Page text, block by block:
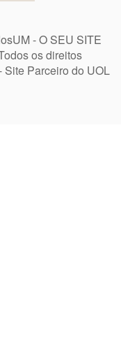
- O SEU SITE
os direitos
Site Parceiro do UOL